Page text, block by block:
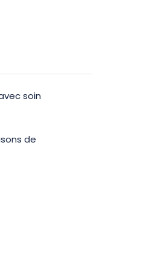
te maken. In het
soin
de